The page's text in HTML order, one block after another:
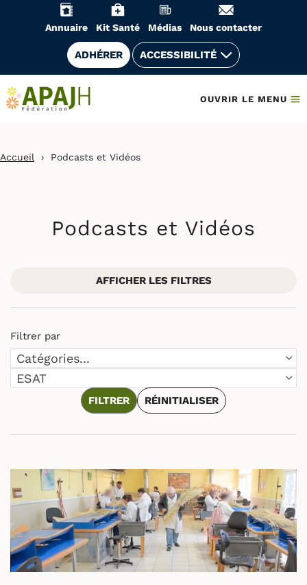
Annuaire Kit Santé Médias Nous contacter
ADHÉRER ACCESSIBILITÉ
OUVRIR LE MENU
Accueil › Podcasts et Vidéos
Podcasts et Vidéos
AFFICHER LES FILTRES
Filtrer par
Catégories
Catégories...
Mots-clés
ESAT
FILTRER RÉINITIALISER